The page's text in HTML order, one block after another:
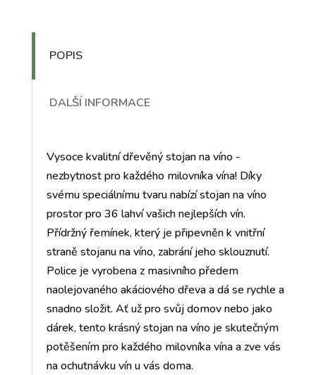
POPIS
DALŠÍ INFORMACE
Vysoce kvalitní dřevěný stojan na víno -
nezbytnost pro každého milovníka vína! Díky
svému speciálnímu tvaru nabízí stojan na víno
prostor pro 36 lahví vašich nejlepších vín.
Přídržný řemínek, který je připevněn k vnitřní
straně stojanu na víno, zabrání jeho sklouznutí.
Police je vyrobena z masivního předem
naolejovaného akáciového dřeva a dá se rychle a
snadno složit. Ať už pro svůj domov nebo jako
dárek, tento krásný stojan na víno je skutečným
potěšením pro každého milovníka vína a zve vás
na ochutnávku vín u vás doma.